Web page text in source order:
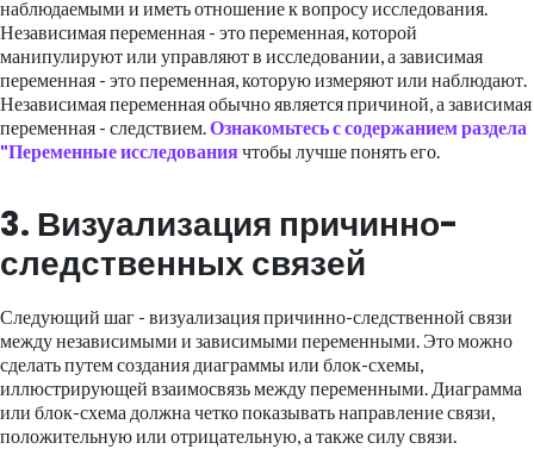
наблюдаемыми и иметь отношение к вопросу исследования.
Независимая переменная - это переменная, которой
манипулируют или управляют в исследовании, а зависимая
переменная - это переменная, которую измеряют или наблюдают.
Независимая переменная обычно является причиной, а зависимая
переменная - следствием.Ознакомьтесь с содержанием раздела
"Переменные исследованиячтобы лучше понять его.
3. Визуализация причинно-
следственных связей
Следующий шаг - визуализация причинно-следственной связи
между независимыми и зависимыми переменными. Это можно
сделать путем создания диаграммы или блок-схемы,
иллюстрирующей взаимосвязь между переменными. Диаграмма
или блок-схема должна четко показывать направление связи,
положительную или отрицательную, а также силу связи.